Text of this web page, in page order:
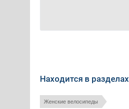
Находится в разделах
Женские велосипеды